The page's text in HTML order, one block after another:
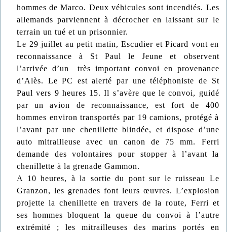
hommes de Marco. Deux véhicules sont incendiés. Les
allemands parviennent à décrocher en laissant sur le
terrain un tué et un prisonnier.
Le 29 juillet au petit matin, Escudier et Picard vont en
reconnaissance à St Paul le Jeune et observent
l’arrivée d’un très important convoi en provenance
d’Alès. Le PC est alerté par une téléphoniste de St
Paul vers 9 heures 15. Il s’avère que le convoi, guidé
par un avion de reconnaissance, est fort de 400
hommes environ transportés par 19 camions, protégé à
l’avant par une chenillette blindée, et dispose d’une
auto mitrailleuse avec un canon de 75 mm. Ferri
demande des volontaires pour stopper à l’avant la
chenillette à la grenade Gammon.
A 10 heures, à la sortie du pont sur le ruisseau Le
Granzon, les grenades font leurs œuvres. L’explosion
projette la chenillette en travers de la route, Ferri et
ses hommes bloquent la queue du convoi à l’autre
extrémité ; les mitrailleuses des marins portés en